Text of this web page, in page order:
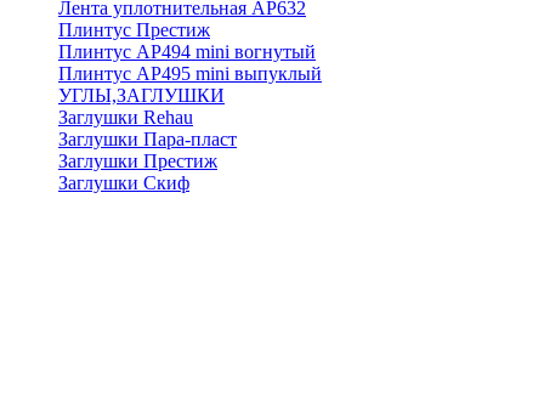
Лента уплотнительная АР632
Плинтус Престиж
Плинтус АР494 mini вогнутый
Плинтус АР495 mini выпуклый
УГЛЫ,ЗАГЛУШКИ
Заглушки Rehau
Заглушки Пара-пласт
Заглушки Престиж
Заглушки Скиф